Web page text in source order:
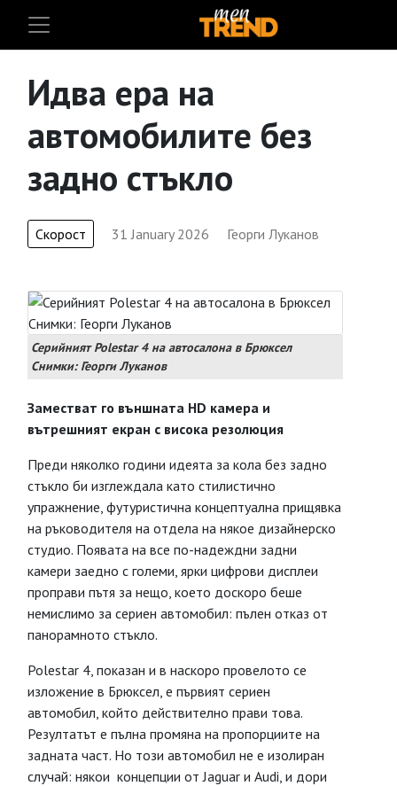
Идва ера на
автомобилите без
задно стъкло
Скорост 31 January 2026 Георги Луканов
Серийният Polestar 4 на автосалона в Брюксел
Снимки: Георги Луканов
Заместват го външната HD камера и
вътрешният екран с висока резолюция
Преди няколко години идеята за кола без задно
стъкло би изглеждала като стилистично
упражнение, футуристична концептуална прищявка
на ръководителя на отдела на някое дизайнерско
студио. Появата на все по-надеждни задни
камери заедно с големи, ярки цифрови дисплеи
проправи пътя за нещо, което доскоро беше
немислимо за сериен автомобил: пълен отказ от
панорамното стъкло.
Polestar 4, показан и в наскоро провелото се
изложение в Брюксел, е първият сериен
автомобил, който действително прави това.
Резултатът е пълна промяна на пропорциите на
задната част. Но този автомобил не е изолиран
случай: някои концепции от Jaguar и Audi, и дори